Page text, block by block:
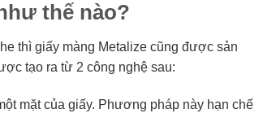
thế nào?
thì giấy màng Metalize cũng được sản
tạo ra từ 2 công nghệ sau:
mặt của giấy. Phương pháp này hạn chế